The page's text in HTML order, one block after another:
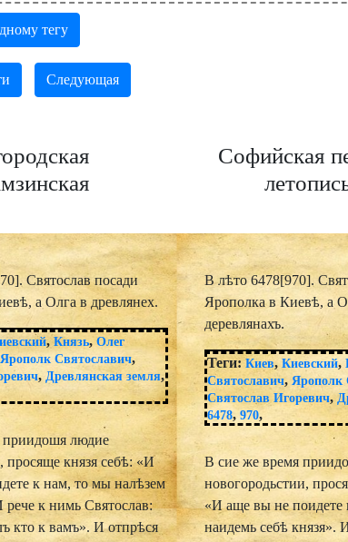
тегу
Софийская
Святослав посади
а Олга в древлянех.
,Князь,Олег
Ярополк Святославич,
, Древлянская земля,
приидошя людие
просяще князя себѣ: «И
к нам, то мы налѣзем
рече к нимь Святослав:
кто к вамъ». И отпрѣся
В лѣто 6478[970].
Ярополка в Киевѣ, а
деревлянахъ.
Теги:Киев, Киевский,
Святославич, Ярополк
Святослав Игоревич,
6478,970,
В сие же время
новогородьстии,
«И аще вы не поидете
наидемь себѣ князя».